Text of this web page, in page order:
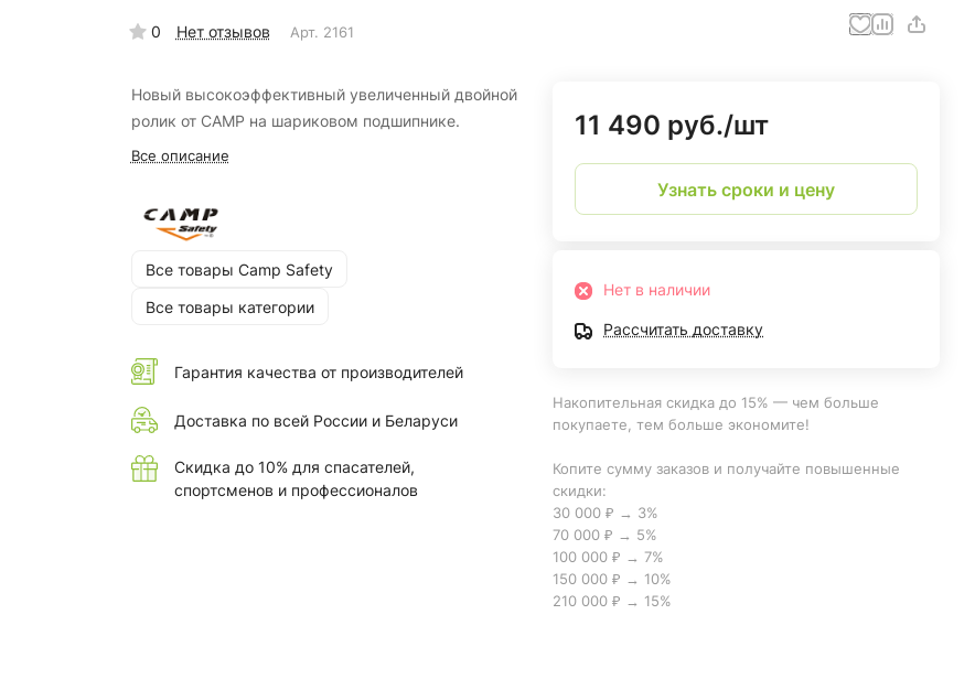
0 Нет отзывов Арт. 2161
Новый высокоэффективный увеличенный двойной
ролик от CAMP на шариковом подшипнике.
Все описание
Все товары Camp Safety
Все товары категории
Гарантия качества от производителей
Доставка по всей России и Беларуси
Скидка до 10% для спасателей,
спортсменов и профессионалов
11 490 руб./шт
Узнать сроки и цену
Нет в наличии
Рассчитать доставку
Накопительная скидка до 15% — чем больше
покупаете, тем больше экономите!
Копите сумму заказов и получайте повышенные
скидки:
30 000 ₽ → 3%
70 000 ₽ → 5%
100 000 ₽ → 7%
150 000 ₽ → 10%
210 000 ₽ → 15%